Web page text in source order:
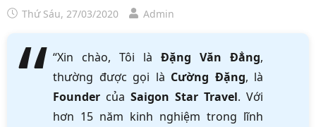
Thứ Sáu, 27/03/2020 Admin
“Xin chào, Tôi là Đặng Văn Đẳng,
thường được gọi là Cường Đặng, là
Founder của Saigon Star Travel. Với
hơn 15 năm kinh nghiệm trong lĩnh